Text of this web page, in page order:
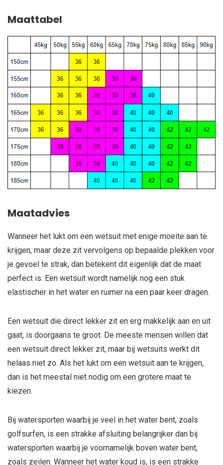
Maattabel
Maatadvies
Wanneer het lukt om een wetsuit met enige moeite aan te
krijgen, maar deze zit vervolgens op bepaalde plekken voor
je gevoel te strak, dan betekent dit eigenlijk dat de maat
perfect is. Een wetsuit wordt namelijk nog een stuk
elastischer in het water en ruimer na een paar keer dragen.
Een wetsuit die direct lekker zit en erg makkelijk aan en uit
gaat, is doorgaans te groot. De meeste mensen willen dat
een wetsuit direct lekker zit, maar bij wetsuits werkt dit
helaas niet zo. Als het lukt om een wetsuit aan te krijgen,
dan is het meestal niet nodig om een grotere maat te
kiezen.
Bij watersporten waarbij je veel in het water bent, zoals
golfsurfen, is een strakke afsluiting belangrijker dan bij
watersporten waarbij je voornamelijk boven water bent,
zoals zeilen. Wanneer het water koud is, is een strakke